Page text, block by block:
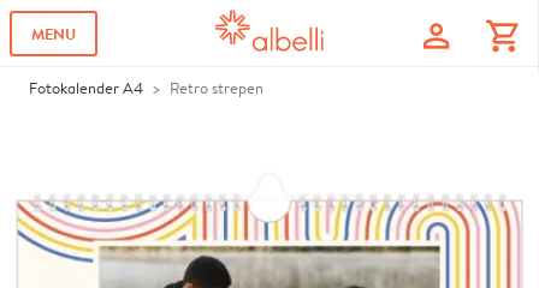
MENU profile shopping_cart
Fotokalender A4 Retro strepen